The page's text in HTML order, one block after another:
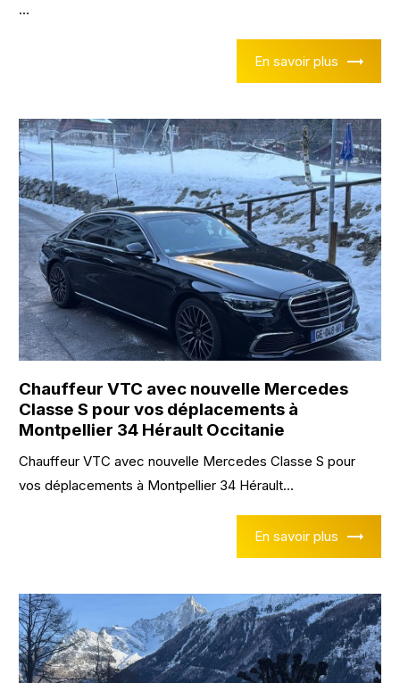
...
En savoir plus
Chauffeur VTC avec nouvelle Mercedes
Classe S pour vos déplacements à
Montpellier 34 Hérault Occitanie
Chauffeur VTC avec nouvelle Mercedes Classe S pour
vos déplacements à Montpellier 34 Hérault...
En savoir plus